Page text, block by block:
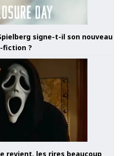
signe-t-il son nouveau
fiction ?
revient, les rires beaucoup